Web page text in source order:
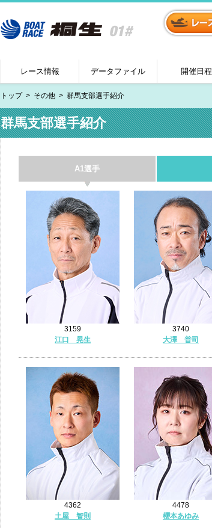
レース情報 データファイル 開催日程
トップ その他 群馬支部選手紹介
群馬支部選手紹介
A1選手
3159
江口 晃生
3740
大澤 普司
4362
土屋 智則
4478
櫻本あゆみ